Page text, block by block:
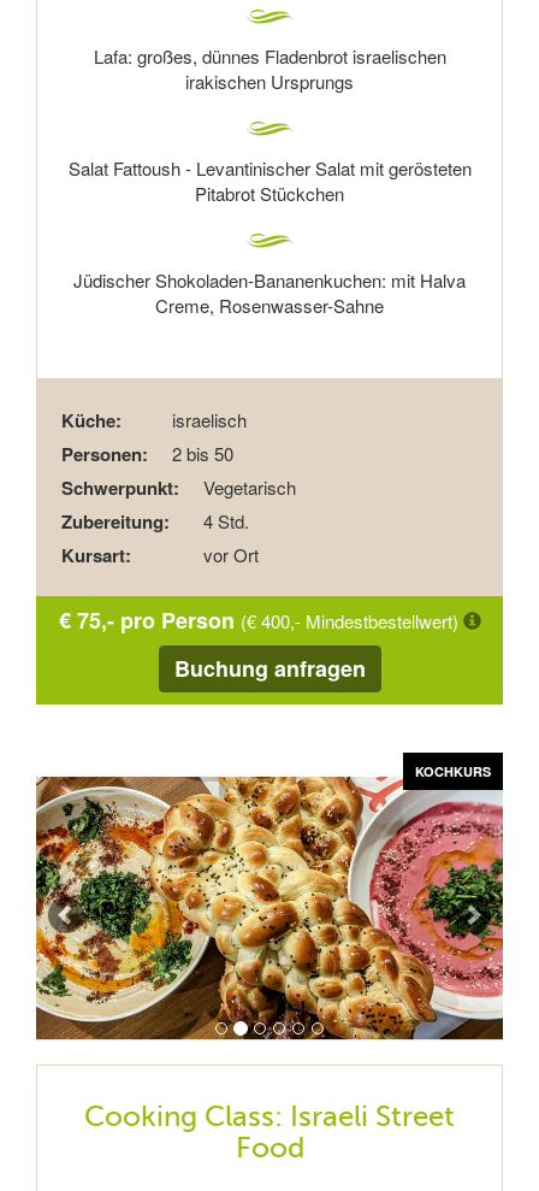
Lafa: großes, dünnes Fladenbrot israelischen
irakischen Ursprungs
Salat Fattoush - Levantinischer Salat mit gerösteten
Pitabrot Stückchen
Jüdischer Shokoladen-Bananenkuchen: mit Halva
Creme, Rosenwasser-Sahne
Küche: israelisch
Personen: 2 bis 50
Schwerpunkt: Vegetarisch
Zubereitung: 4 Std.
Kursart: vor Ort
€ 75,- pro Person (€ 400,- Mindestbestellwert)
Buchung anfragen
KOCHKURS
KOCHKURS
KOCHKURS
KOCHKURS
KOCHKURS
KOCHKURSVor
Cooking Class: Israeli Street
Food